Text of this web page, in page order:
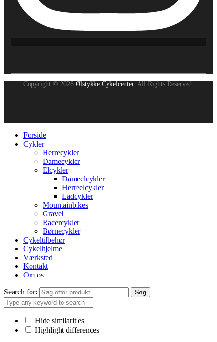
Copyright © 2026 Ølstykke Cykelcenter. All Rights Reserved.
Forside
Cykler
Herrecykler
Damecykler
Elcykler
Dameelcykler
Herreelcykler
Ladcykler
Mountainbikes
Gravel
Racercykler
Børnecykler
Cykeltilbehør
Cykelhjelme
Værksted
Kontakt
Om os
Search for: Søg
Hide similarities
Highlight differences